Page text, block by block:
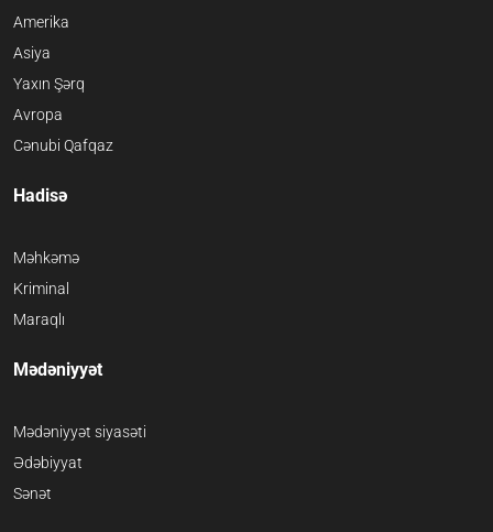
Amerika
Asiya
Yaxın Şərq
Avropa
Cənubi Qafqaz
Hadisə
Məhkəmə
Kriminal
Maraqlı
Mədəniyyət
Mədəniyyət siyasəti
Ədəbiyyat
Sənət